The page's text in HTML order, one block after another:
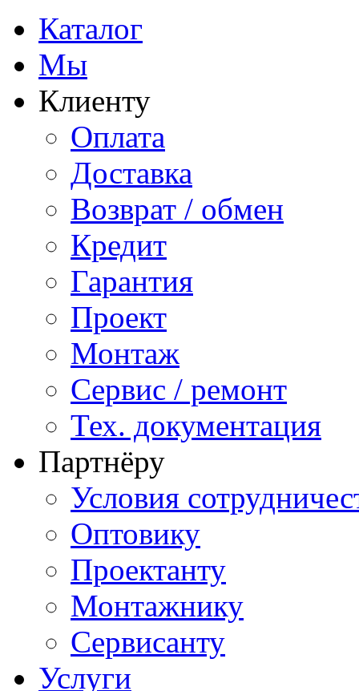
Каталог
Мы
Клиенту
Оплата
Доставка
Возврат / обмен
Кредит
Гарантия
Проект
Монтаж
Сервис / ремонт
Тех. документация
Партнёру
Условия
Оптовику
Проектанту
Монтажнику
Сервисанту
Услуги